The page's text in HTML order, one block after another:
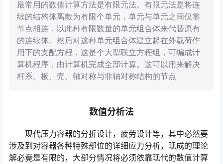
最常用的数值计算方法是有限元法。有限元法是将连
续的结构体离散为有限个单元，单元与单元之间仅靠
节点相连，以此种有限数量的单元组合体来代替原有
的连续体。然后对这种单元组合体建立起在外载荷作
用下的支配方程，这是个大型联立方程组，可编成计
算机程序，由计算机完成全部计算。这可以用来解决
杆系、板、壳、轴对称与非轴对称结构的节点
数值分析法
现代压力容器的分折设计，疲劳设计等，其中必然要
涉及到对容器各种特殊部位的详细应力分析，现成的理论
解必竟是有限的，大部分情况将必须依靠现代的数值计算